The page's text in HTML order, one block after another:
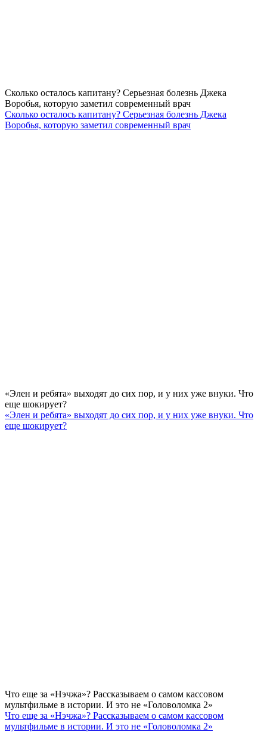
Сколько осталось капитану? Серьезная болезнь Джека
Воробья, которую заметил современный врач
Сколько осталось капитану? Серьезная болезнь Джека
Воробья, которую заметил современный врач
«Элен и ребята» выходят до сих пор, и у них уже внуки. Что
еще шокирует?
«Элен и ребята» выходят до сих пор, и у них уже внуки. Что
еще шокирует?
Что еще за «Нэчжа»? Рассказываем о самом кассовом
мультфильме в истории. И это не «Головоломка 2»
Что еще за «Нэчжа»? Рассказываем о самом кассовом
мультфильме в истории. И это не «Головоломка 2»